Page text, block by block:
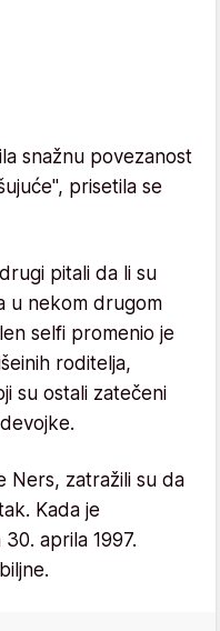
snažnu povezanost
prisetila se
pitali da li su
u nekom drugom
selfi promenio je
roditelja,
su ostali zatečeni
Ners, zatražili su da
Kada je
aprila 1997.